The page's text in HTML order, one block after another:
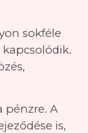
sokféle
pénzre. A
is,